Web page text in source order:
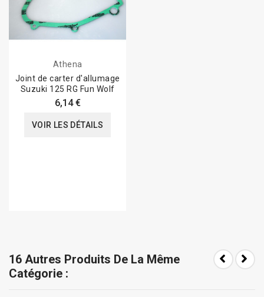
Athena
Joint de carter d'allumage
Suzuki 125 RG Fun Wolf
6,14 €
VOIR LES DÉTAILS
16 Autres Produits De La Même
Catégorie :